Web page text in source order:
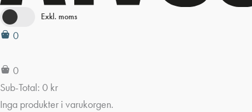
Exkl. moms
0
0
Sub-Total: 0 kr
Inga produkter i varukorgen.